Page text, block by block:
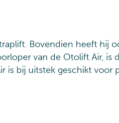
Bovendien heeft hij
van de Otolift Air, is
is bij uitstek geschikt voor